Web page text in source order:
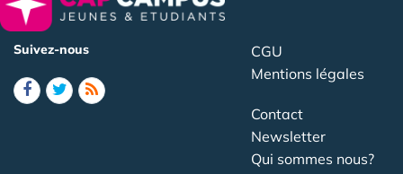
Suivez-nous
CGU
Mentions légales
Contact
Newsletter
Qui sommes nous?